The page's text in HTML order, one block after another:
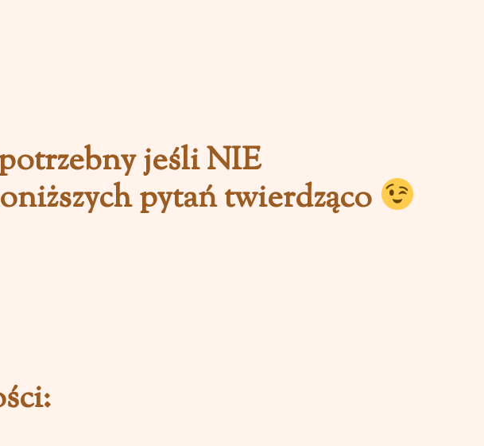
jeśli NIE
pytań twierdząco